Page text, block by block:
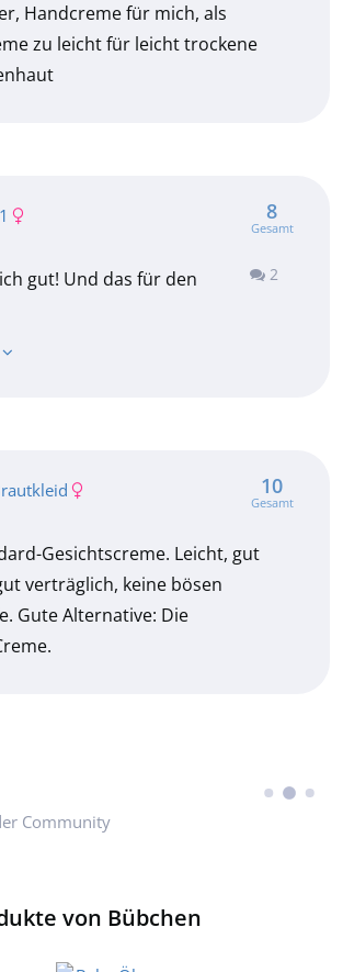
Handcreme für mich, als
zu leicht für leicht trockene
8
Gesamt
2
gut! Und das für den
10
Gesamt
Gesichtscreme. Leicht, gut
verträglich, keine bösen
Gute Alternative: Die
Community
von Bübchen